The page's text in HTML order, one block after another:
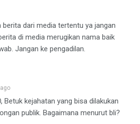
berita dari media tertentu ya jangan
di media merugikan nama baik
Jangan ke pengadilan.
Betuk kejahatan yang bisa dilakukan
publik. Bagaimana menurut bli?